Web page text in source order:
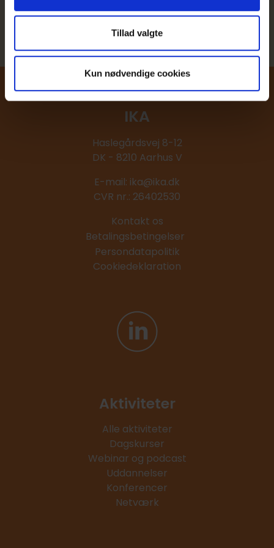
Tillad valgte
Kun nødvendige cookies
Læs mere om IKA-Bot
IKA
Haslegårdsvej 8-12
DK - 8210 Aarhus V
E-mail: ika@ika.dk
CVR nr.: 26402530
Kontakt os
Betalingsbetingelser
Persondatapolitik
Cookiedeklaration
Aktiviteter
Alle aktiviteter
Dagskurser
Webinar og podcast
Uddannelser
Konferencer
Netværk